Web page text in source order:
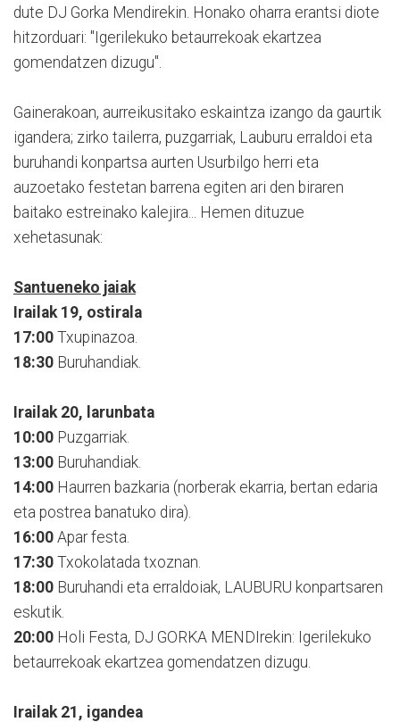
dute DJ Gorka Mendirekin. Honako oharra erantsi diote
hitzorduari: "Igerilekuko betaurrekoak ekartzea
gomendatzen dizugu".
Gainerakoan, aurreikusitako eskaintza izango da gaurtik
igandera; zirko tailerra, puzgarriak, Lauburu erraldoi eta
buruhandi konpartsa aurten Usurbilgo herri eta
auzoetako festetan barrena egiten ari den biraren
baitako estreinako kalejira... Hemen dituzue
xehetasunak:
Santueneko jaiak
Irailak 19, ostirala
17:00 Txupinazoa.
18:30 Buruhandiak.
Irailak 20, larunbata
10:00 Puzgarriak.
13:00 Buruhandiak.
14:00 Haurren bazkaria (norberak ekarria, bertan edaria
eta postrea banatuko dira).
16:00 Apar festa.
17:30 Txokolatada txoznan.
18:00 Buruhandi eta erraldoiak, LAUBURU konpartsaren
eskutik.
20:00 Holi Festa, DJ GORKA MENDIrekin: Igerilekuko
betaurrekoak ekartzea gomendatzen dizugu.
Irailak 21, igandea